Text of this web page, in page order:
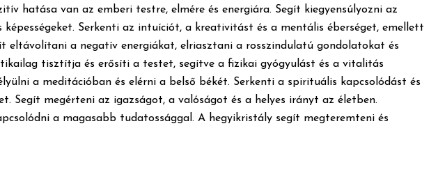
hatása van az emberi testre, elmére és energiára. Segít kiegyensúlyozni az
Serkenti az intuíciót, a kreativitást és a mentális éberséget, emellett
eltávolítani a negatív energiákat, elriasztani a rosszindulatú gondolatokat és
tisztítja és erősíti a testet, segítve a fizikai gyógyulást és a vitalitás
a meditációban és elérni a belső békét. Serkenti a spirituális kapcsolódást és
Segít megérteni az igazságot, a valóságot és a helyes irányt az életben.
a magasabb tudatossággal. A hegyikristály segít megteremteni és